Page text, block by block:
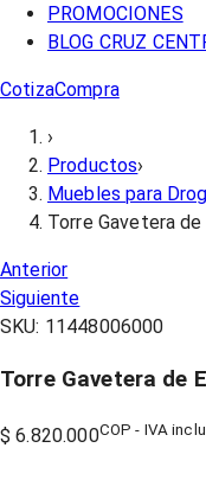
PROMOCIONES
BLOG CRUZ
CotizaCompra
›
Productos›
Muebles para
Torre Gavetera de
Anterior
Siguiente
SKU: 11448006000
Torre Gavetera de
$ 6.820.000COP - IVA